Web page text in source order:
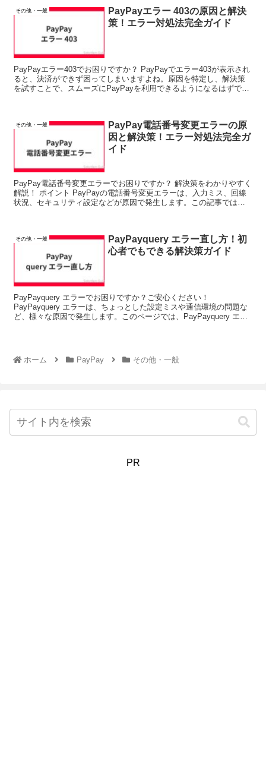
その他・一般
PayPayエラー 403の原因と解決
策！エラー対処法完全ガイド
PayPayエラー403でお困りですか？ PayPayでエラー403が表示され
ると、決済ができず困ってしまいますよね。原因を特定し、解決策
を試すことで、スムーズにPayPayを利用できるようになるはずで
その他・一般
PayPay電話番号変更エラーの原
因と解決策！エラー対処法完全ガ
イド
PayPay電話番号変更エラーでお困りですか？ 解決策をわかりやすく
解説！ ポイント PayPayの電話番号変更エラーは、入力ミス、回線
状況、セキュリティ設定などが原因で発生します。この記事では、
その他・一般
PayPayquery エラー直し方！初
心者でもできる解決策ガイド
PayPayquery エラーでお困りですか？ご安心ください！
PayPayquery エラーは、ちょっとした設定ミスや通信環境の問題な
ど、様々な原因で発生します。このページでは、PayPayquery エラ
ホーム PayPay その他・一般
PR